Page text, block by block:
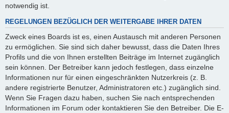
notwendig ist.
REGELUNGEN BEZÜGLICH DER WEITERGABE IHRER DATEN
Zweck eines Boards ist es, einen Austausch mit anderen Personen
zu ermöglichen. Sie sind sich daher bewusst, dass die Daten Ihres
Profils und die von Ihnen erstellten Beiträge im Internet zugänglich
sein können. Der Betreiber kann jedoch festlegen, dass einzelne
Informationen nur für einen eingeschränkten Nutzerkreis (z. B.
andere registrierte Benutzer, Administratoren etc.) zugänglich sind.
Wenn Sie Fragen dazu haben, suchen Sie nach entsprechenden
Informationen im Forum oder kontaktieren Sie den Betreiber. Die E-